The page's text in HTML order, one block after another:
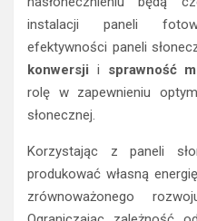
nasłonecznieniu będą
instalacji paneli
efektywności paneli
konwersji
sprawność
rolę w zapewnieniu
słonecznej.
Korzystając z paneli
produkować własną
zrównoważonego